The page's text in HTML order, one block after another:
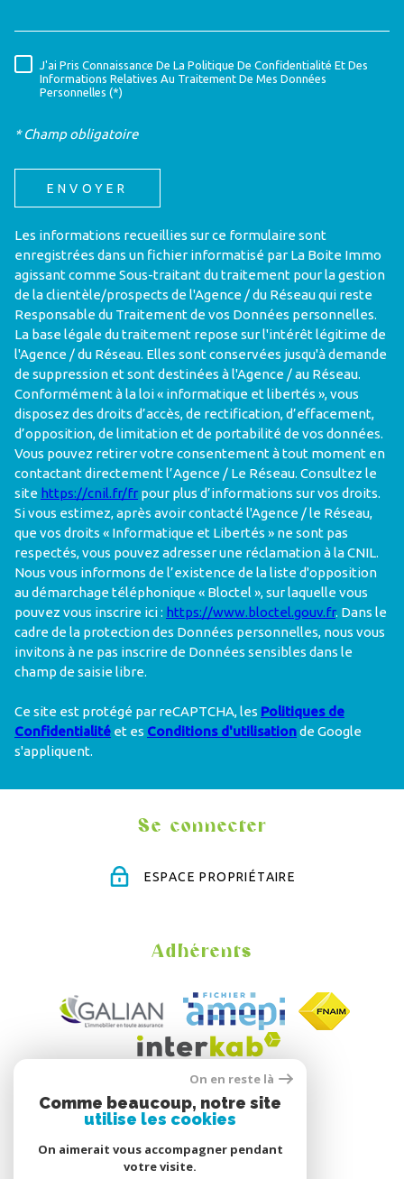
RÈGLEMENTATION
J'ai Pris Connaissance De La Politique De Confidentialité Et Des
Informations Relatives Au Traitement De Mes Données
Personnelles (*)
* Champ obligatoire
ENVOYER
Les informations recueillies sur ce formulaire sont
enregistrées dans un fichier informatisé par La Boite Immo
agissant comme Sous-traitant du traitement pour la gestion
de la clientèle/prospects de l'Agence / du Réseau qui reste
Responsable du Traitement de vos Données personnelles.
La base légale du traitement repose sur l'intérêt légitime de
l'Agence / du Réseau. Elles sont conservées jusqu'à demande
de suppression et sont destinées à l'Agence / au Réseau.
Conformément à la loi « informatique et libertés », vous
disposez des droits d’accès, de rectification, d’effacement,
d’opposition, de limitation et de portabilité de vos données.
Vous pouvez retirer votre consentement à tout moment en
contactant directement l’Agence / Le Réseau. Consultez le
site https://cnil.fr/fr pour plus d’informations sur vos droits.
Si vous estimez, après avoir contacté l'Agence / le Réseau,
que vos droits « Informatique et Libertés » ne sont pas
respectés, vous pouvez adresser une réclamation à la CNIL.
Nous vous informons de l’existence de la liste d'opposition
au démarchage téléphonique « Bloctel », sur laquelle vous
pouvez vous inscrire ici : https://www.bloctel.gouv.fr. Dans le
cadre de la protection des Données personnelles, nous vous
invitons à ne pas inscrire de Données sensibles dans le
champ de saisie libre.
Ce site est protégé par reCAPTCHA, les Politiques de
Confidentialité et es Conditions d'utilisationde Google
s'appliquent.
Se connecter
ESPACE PROPRIÉTAIRE
Adhérents
On en reste là
Comme beaucoup, notre site
utilise les cookies
On aimerait vous accompagner pendant
votre visite.